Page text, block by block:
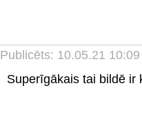
Publicēts: 10.05.21 10:09
Superīgākais tai bildē